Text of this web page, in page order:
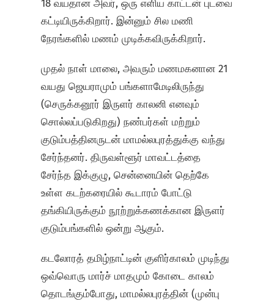
18 வயதான அவர், ஒரு எளிய காட்டன் புடவை
கட்டியிருக்கிறார். இன்னும் சில மணி
நேரங்களில் மணம் முடிக்கவிருக்கிறார்.
முதல் நாள் மாலை, அவரும் மணமகனான 21
வயது ஜெயராமும் பங்களாமேடிலிருந்து
(செருக்கனூர் இருளர் காலனி எனவும்
சொல்லப்படுகிறது) நண்பர்கள் மற்றும்
குடும்பத்தினருடன் மாமல்லபுரத்துக்கு வந்து
சேர்ந்தனர். திருவள்ளூர் மாவட்டத்தை
சேர்ந்த இக்குழு, சென்னையின் தெற்கே
உள்ள கடற்கரையில் கூடாரம் போட்டு
தங்கியிருக்கும் நூற்றுக்கணக்கான இருளர்
குடும்பங்களில் ஒன்று ஆகும்.
கடலோரத் தமிழ்நாட்டின் குளிர்காலம் முடிந்து
ஒவ்வொரு மார்ச் மாதமும் கோடை காலம்
தொடங்கும்போது, மாமல்லபுரத்தின் (முன்பு